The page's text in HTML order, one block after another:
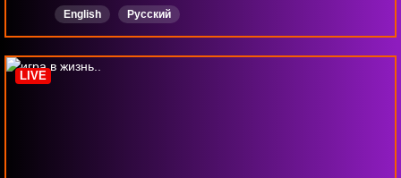
English Русский
LIVE